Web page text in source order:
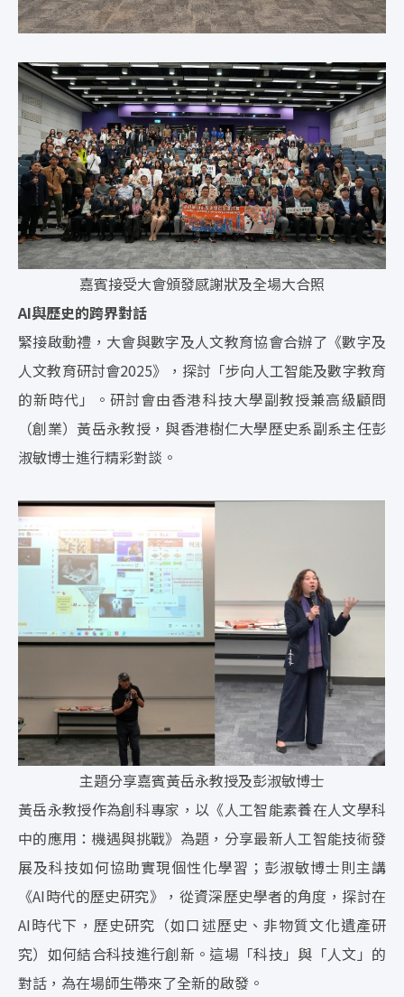
嘉賓接受大會頒發感謝狀及全場大合照
AI與歷史的跨界對話
緊接啟動禮，大會與數字及人文教育協會合辦了《數字及
人文教育研討會2025》，探討「步向人工智能及數字教育
的新時代」。研討會由香港科技大學副教授兼高級顧問
（創業）黃岳永教授，與香港樹仁大學歷史系副系主任彭
淑敏博士進行精彩對談。
主題分享嘉賓黃岳永教授及彭淑敏博士
黃岳永教授作為創科專家，以《人工智能素養在人文學科
中的應用：機遇與挑戰》為題，分享最新人工智能技術發
展及科技如何協助實現個性化學習；彭淑敏博士則主講
《AI時代的歷史研究》，從資深歷史學者的角度，探討在
AI時代下，歷史研究（如口述歷史、非物質文化遺產研
究）如何結合科技進行創新。這場「科技」與「人文」的
對話，為在場師生帶來了全新的啟發。